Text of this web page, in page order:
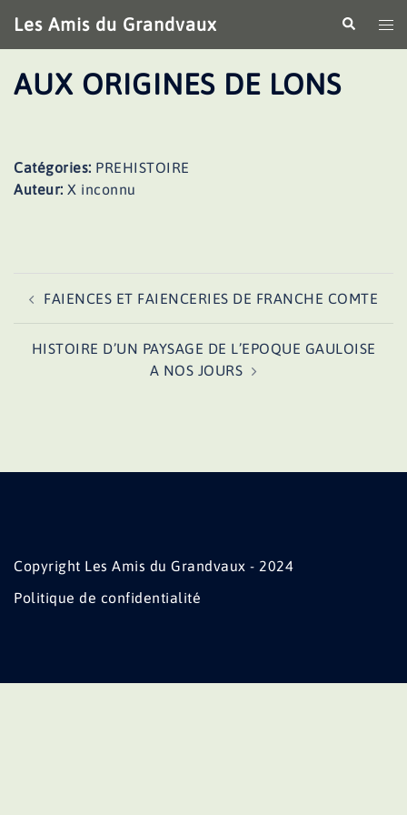
au
contenu
Les Amis du Grandvaux
le
AUX ORIGINES DE LONS
Catégories: PREHISTOIRE
Auteur: X inconnu
d’article
FAIENCES ET FAIENCERIES DE FRANCHE COMTE
HISTOIRE D’UN PAYSAGE DE L’EPOQUE GAULOISE
A NOS JOURS
Copyright Les Amis du Grandvaux - 2024
Politique de confidentialité